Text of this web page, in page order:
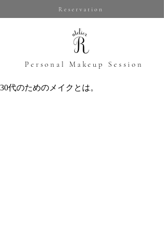
Reservation
​Personal Makeup Session
30代のためのメイクとは。